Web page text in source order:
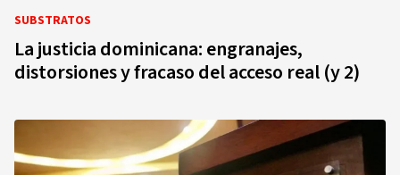
SUBSTRATOS
La justicia dominicana: engranajes,
distorsiones y fracaso del acceso real (y 2)